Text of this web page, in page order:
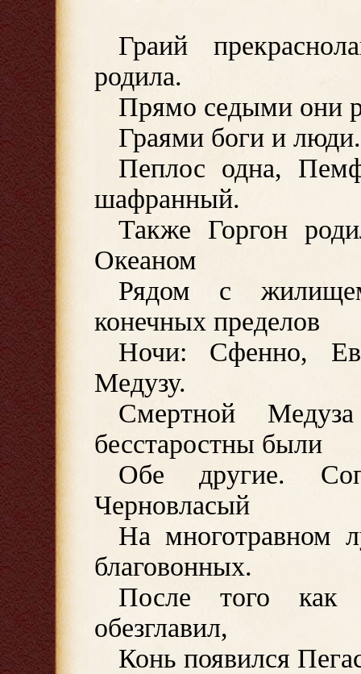
Граий
родила.
Прямо седыми они
Граями боги и
Пеплос одна,
шафранный.
Также Горгон
Океаном
Рядом с
конечных пределов
Ночи: Сфенно,
Медузу.
Смертной
бесстаростны были
Обе другие.
Черновласый
На многотравном
благовонных.
После того как
обезглавил,
Конь появился